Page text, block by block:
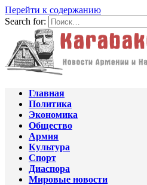
Перейти к содержанию
Search for:
Главная
Политика
Экономика
Общество
Армия
Культура
Спорт
Диаспора
Мировые новости